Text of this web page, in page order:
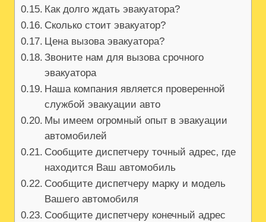
Как долго ждать эвакуатора?
Сколько стоит эвакуатор?
Цена вызова эвакуатора?
Звоните нам для вызова срочного
эвакуатора
Наша компания является проверенной
службой эвакуации авто
Мы имеем огромный опыт в эвакуации
автомобилей
Сообщите диспетчеру точный адрес‚ где
находится Ваш автомобиль
Сообщите диспетчеру марку и модель
Вашего автомобиля
Сообщите диспетчеру конечный адрес